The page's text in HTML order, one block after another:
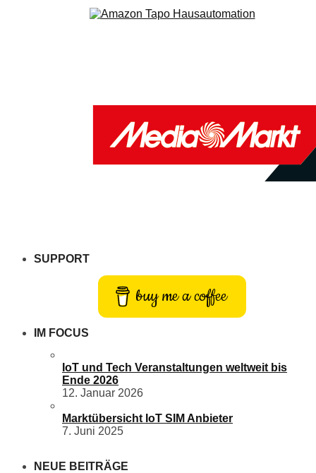
SUPPORT
buy me a coffee
IM FOCUS
IoT und Tech Veranstaltungen weltweit bis
Ende 2026
12. Januar 2026
Marktübersicht IoT SIM Anbieter
7. Juni 2025
NEUE BEITRÄGE